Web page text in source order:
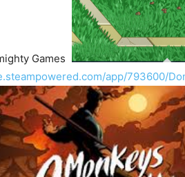
Games
app/793600/